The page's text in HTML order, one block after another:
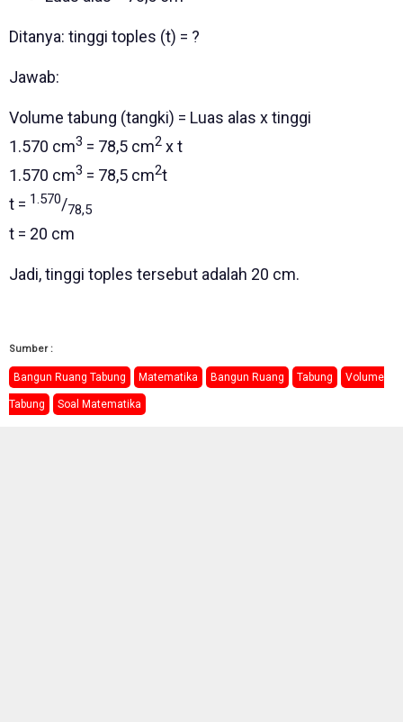
Ditanya: tinggi toples (t) = ?
Jawab:
Volume tabung (tangki) = Luas alas x tinggi
1.570 cm3 = 78,5 cm2 x t
1.570 cm3 = 78,5 cm2t
t = 1.570/78,5
t = 20 cm
Jadi, tinggi toples tersebut adalah 20 cm.
Sumber :
Bangun Ruang Tabung Matematika Bangun Ruang Tabung Volume
Tabung Soal Matematika